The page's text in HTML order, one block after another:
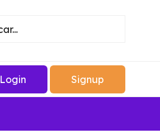
Login Signup